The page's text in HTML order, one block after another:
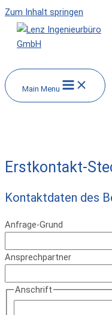
Zum Inhalt springen
Main Menu
Erstkontakt-
Kontaktdaten des
Anfrage-Grund
Ansprechpartner
Anschrift